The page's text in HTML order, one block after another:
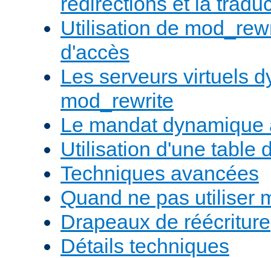
Utilisation de
d'accès
Les serveurs virtuels
mod_rewrite
Le mandat
Utilisation d'une table
Techniques avancées
Quand ne pas utiliser
Drapeaux de réécriture
Détails techniques